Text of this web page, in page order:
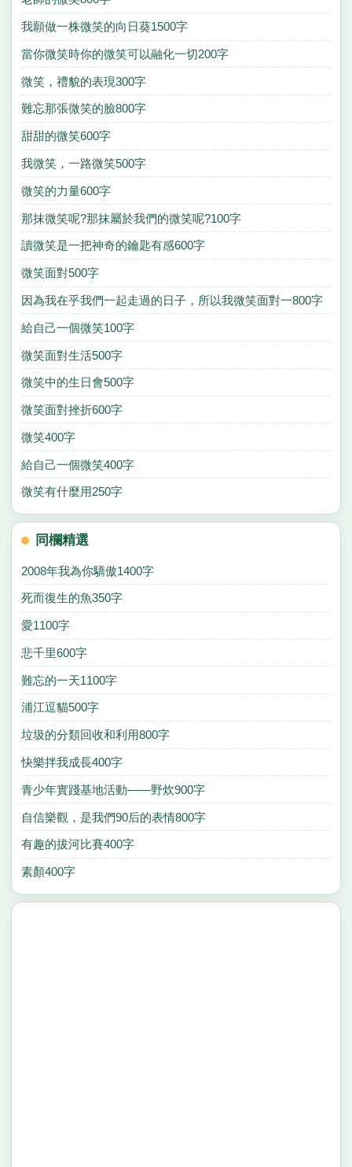
我願做一株微笑的向日葵1500字
當你微笑時你的微笑可以融化一切200字
微笑，禮貌的表現300字
難忘那張微笑的臉800字
甜甜的微笑600字
我微笑，一路微笑500字
微笑的力量600字
那抹微笑呢?那抹屬於我們的微笑呢?100字
讀微笑是一把神奇的鑰匙有感600字
微笑面對500字
因為我在乎我們一起走過的日子，所以我微笑面對一800字
給自己一個微笑100字
微笑面對生活500字
微笑中的生日會500字
微笑面對挫折600字
微笑400字
給自己一個微笑400字
微笑有什麼用250字
同欄精選
2008年我為你驕傲1400字
死而復生的魚350字
愛1100字
悲千里600字
難忘的一天1100字
浦江逗貓500字
垃圾的分類回收和利用800字
快樂拌我成長400字
青少年實踐基地活動——野炊900字
自信樂觀，是我們90后的表情800字
有趣的拔河比賽400字
素顏400字